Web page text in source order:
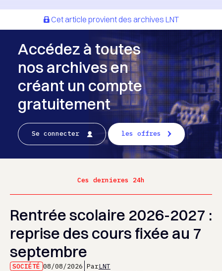
Cet article provient des archives LNT
Accédez à toutes
nos archives en
créant un compte
gratuitement
Se connecter les offres
Ces dernieres 24h
Rentrée scolaire 2026-2027 :
reprise des cours fixée au 7
septembre
SOCIÉTÉ 08/08/2026 ParLNT